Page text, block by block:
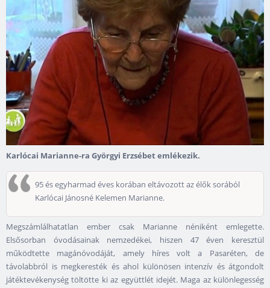
Karlócai Marianne-ra Györgyi Erzsébet emlékezik.
95 és egyharmad éves korában eltávozott az élők sorából
Karlócai Jánosné Kelemen Marianne.
Megszámlálhatatlan ember csak Marianne néniként emlegette.
Elsősorban óvodásainak nemzedékei, hiszen 47 éven keresztül
működtette magánóvodáját, amely híres volt a Pasaréten, de
távolabbról is megkeresték és ahol különösen intenzív és átgondolt
játéktevékenység töltötte ki az együttlét idejét. Maga az különlegesség